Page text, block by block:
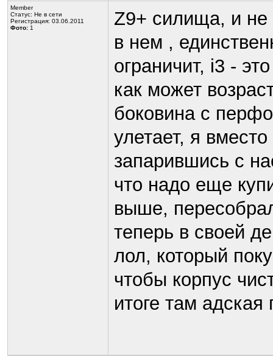
Member
Статус: Не в сети
Регистрация: 03.06.2011
Фото: 1
Z9+ cилища, и не
в нем ,
ограничит, i3 -
как может
боковина с
улетает, я
запарившись с
что надо еще
выше,
теперь в своей
лол, который
чтобы корпус
итоге там